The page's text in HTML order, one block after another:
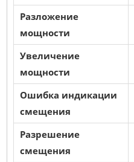
Разложение
мощности
Увеличение
мощности
Ошибка индикации
смещения
Разрешение
смещения